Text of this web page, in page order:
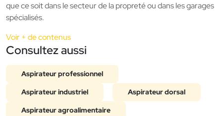
que ce soit dans le secteur de la propreté ou dans les garages
spécialisés.
Voir + de contenus
Consultez aussi
Aspirateur professionnel
Aspirateur industriel Aspirateur dorsal
Aspirateur agroalimentaire